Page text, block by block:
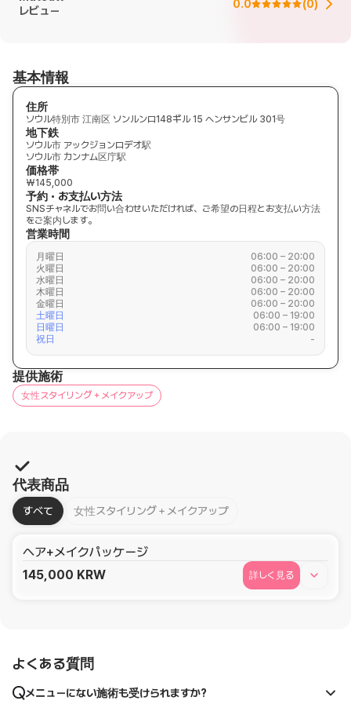
レビュー
0.0 (0)
基本情報
住所
ソウル特別市 江南区 ソンルンロ148ギル 15 ヘンサンビル 301号
地下鉄
ソウル市 アックジョンロデオ駅
ソウル市 カンナム区庁駅
価格帯
₩145,000
予約・お支払い方法
SNSチャネルでお問い合わせいただければ、ご希望の日程とお支払い方法
をご案内します。
営業時間
月曜日
06:00 – 20:00
火曜日
06:00 – 20:00
水曜日
06:00 – 20:00
木曜日
06:00 – 20:00
金曜日
06:00 – 20:00
土曜日
06:00 – 19:00
日曜日
06:00 – 19:00
祝日
-
提供施術
女性スタイリング＋メイクアップ
代表商品
すべて 女性スタイリング＋メイクアップ
ヘア+メイクパッケージ
145,000 KRW 詳しく見る
よくある質問
メニューにない施術も受けられますか?